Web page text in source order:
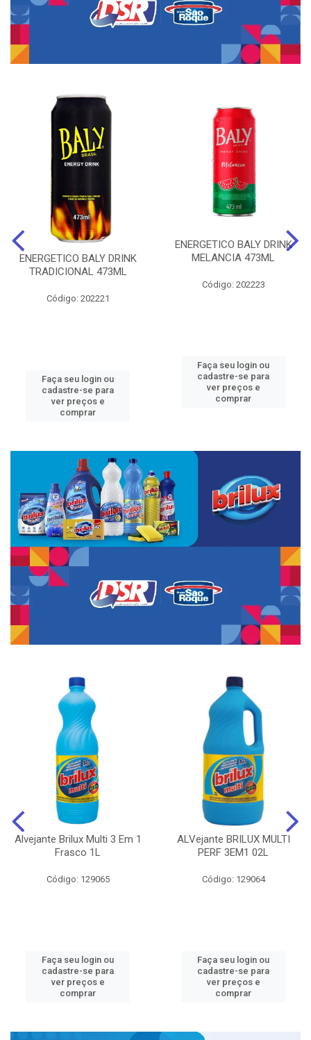
ENERGETICO BALY DRINK
TRADICIONAL 473ML
Código: 202221
Faça seu login ou
cadastre-se para
ver preços e
comprar
ENERGETICO BALY DRINK
MELANCIA 473ML
Código: 202223
Faça seu login ou
cadastre-se para
ver preços e
comprar
Alvejante Brilux Multi 3 Em 1
Frasco 1L
Código: 129065
Faça seu login ou
cadastre-se para
ver preços e
comprar
ALVejante BRILUX MULTI
PERF 3EM1 02L
Código: 129064
Faça seu login ou
cadastre-se para
ver preços e
comprar